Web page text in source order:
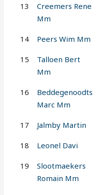
13
Creemers Rene
Mm
14 Peers Wim Mm
15
Talloen Bert
Mm
16
Beddegenoodts
Marc Mm
17 Jalmby Martin
18 Leonel Davi
19
Slootmaekers
Romain Mm